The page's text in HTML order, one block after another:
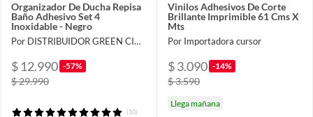
Organizador De Ducha Repisa
Baño Adhesivo Set 4
Inoxidable - Negro
Por DISTRIBUIDOR GREEN CITY SpA
$ 12.990 -57%
$ 29.990
(10)
Vinilos Adhesivos De Corte
Brillante Imprimible 61 Cms X
Mts
Por Importadora cursor
$ 3.090 -14%
$ 3.590
Llega mañana